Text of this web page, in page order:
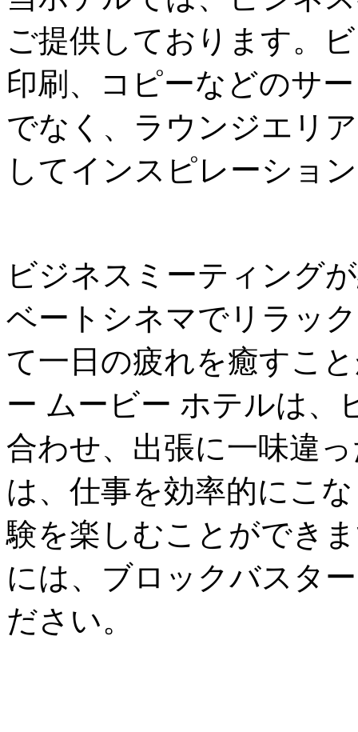
ご提供しております。
印刷、コピーなどのサ
でなく、ラウンジエリ
してインスピレーショ
ビジネスミーティング
ベートシネマでリラッ
て一日の疲れを癒すこ
ー ムービー ホテルは、
合わせ、出張に一味違
は、仕事を効率的にこ
験を楽しむことができ
には、ブロックバスタ
ださい。